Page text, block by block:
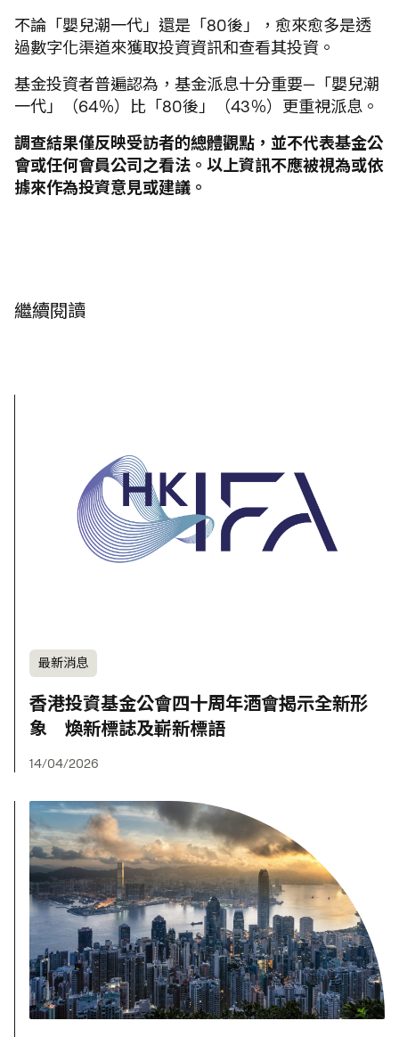
不論「嬰兒潮一代」還是「80後」，愈來愈多是透
過數字化渠道來獲取投資資訊和查看其投資。
基金投資者普遍認為，基金派息十分重要—「嬰兒潮
一代」（64％）比「80後」（43％）更重視派息。
調查結果僅反映受訪者的總體觀點，並不代表基金公
會或任何會員公司之看法。以上資訊不應被視為或依
據來作為投資意見或建議。
繼續閱讀
最新消息
香港投資基金公會四十周年酒會揭示全新形
象 煥新標誌及嶄新標語
14/04/2026